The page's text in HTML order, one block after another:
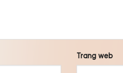
Trang web